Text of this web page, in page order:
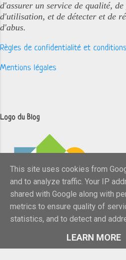
d'assurer un service de qualité,
d'utilisation, et de détecter et de
d'abus.
Règles de confidentialité et
Mentions légales
Logo du Blog
This site uses cookies from
and to analyze traffic. Your IP
shared with Google along with
metrics to ensure quality of
statistics, and to detect and
LEARN MORE